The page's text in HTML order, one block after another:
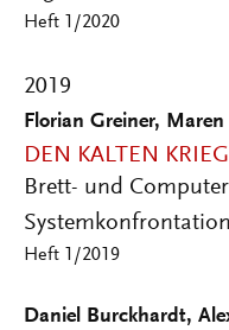
Heft 1/2020
2019
Florian Greiner, Maren
DEN KALTEN
Brett- und
Systemkonfrontation
Heft 1/2019
Daniel Burckhardt,